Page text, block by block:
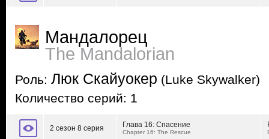
Мандалорец
The Mandalorian
Роль: Люк Скайуокер (Luke Skywalker)
Количество серий: 1
2 сезон 8 серия Глава 16: Спасение
Chapter 16: The Rescue